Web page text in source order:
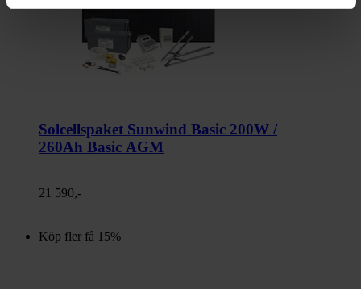
Solcellspaket Sunwind Basic 200W /
260Ah Basic AGM
21 590,-
Köp fler få 15%